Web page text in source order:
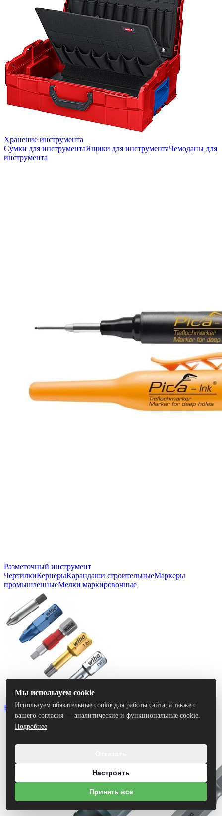
Хранение инструмента
Сумки для инструментаЯщики для инструментаЧемоданы для
инструмента
Разметочный инструмент
ЧертилкиКернерыКарандаши строительныеМаркеры
промышленныеМелки маркировочные
Биты
Мы используем cookie
Используем обязательные cookie для работы сайта, а также с
вашего согласия — аналитические и функциональные cookie.
Подробнее
Настроить
Принять все